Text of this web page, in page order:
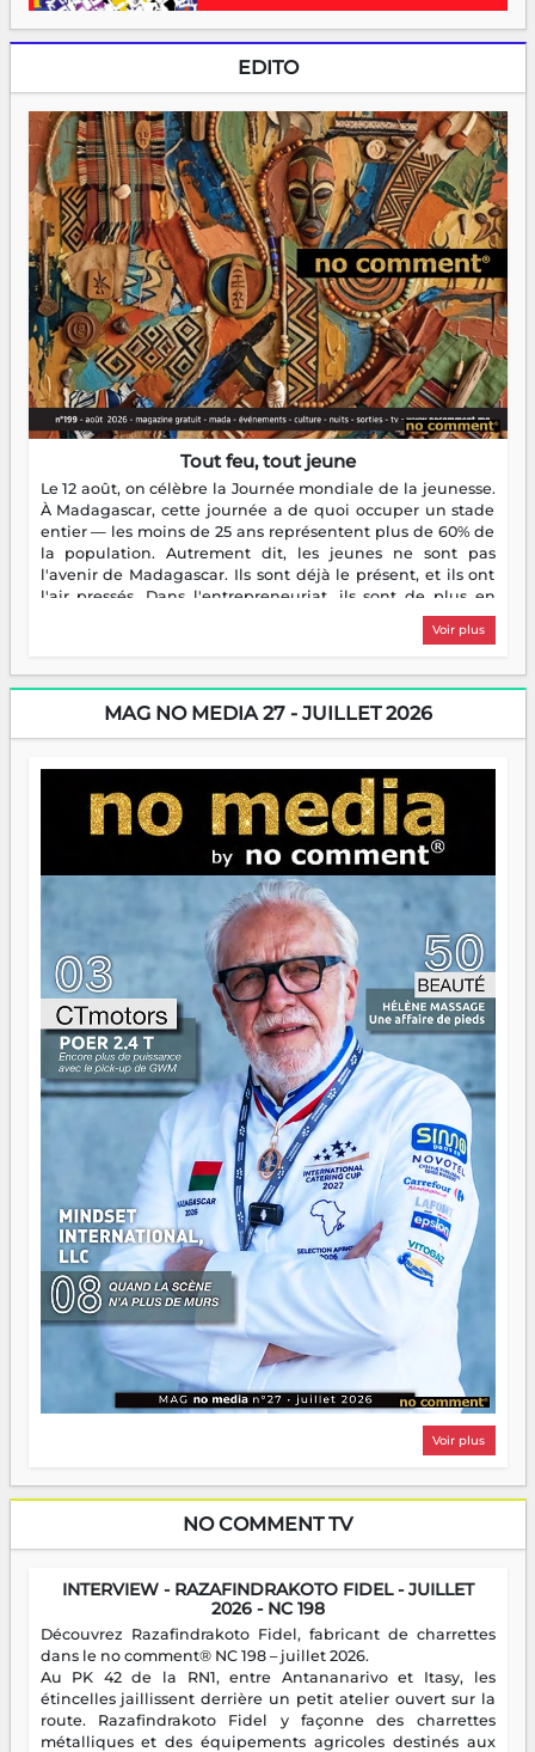
EDITO
Tout feu, tout jeune
Le 12 août, on célèbre la Journée mondiale de la jeunesse.
À Madagascar, cette journée a de quoi occuper un stade
entier — les moins de 25 ans représentent plus de 60% de
la population. Autrement dit, les jeunes ne sont pas
l'avenir de Madagascar. Ils sont déjà le présent, et ils ont
l'air pressés. Dans l'entrepreneuriat, ils sont de plus en
plus nombreux à se lancer, à créer, à risquer — souvent
sans filet, souvent sans aide, mais toujours avec cette
dorment vraiment la nuit. En culture, les nouvelles sont
encore meilleures. Aina Rasamoelina vient de décrocher le
Prix RFI Instrumental Afrique. Miangaly Elia rafle le Prix
jeunes qui tiennent la torche. Alors oui, on pourrait
s'arrêter là, applaudir et rentrer chez soi satisfait. Mais ce
serait passer à côté d'une chose essentielle. La fougue, ça
brûle fort — et parfois, ça brûle vite. Une flamme sans
direction peut éclairer autant qu'elle peut consumer. C'est
là que les aînés entrent en scène — pas pour reprendre le
gouvernail, mais pour montrer où sont les récifs. Les jeunes
ont la force, les vieux ont l'expérience, comme on dit. Ce
n'est pas un combat de générations — c'est une question
d'équipage. Partagez vos réussites, mais aussi vos échecs.
Surtout vos échecs, d'ailleurs — ils enseignent mieux que
n'importe quel manuel. À Madagascar, la barque avance.
Il faut juste s'assurer que tout le monde rame dans le
même sens.
Voir plus
MAG NO MEDIA 27 - JUILLET 2026
Voir plus
NO COMMENT TV
INTERVIEW - RAZAFINDRAKOTO FIDEL - JUILLET
2026 - NC 198
Découvrez Razafindrakoto Fidel, fabricant de charrettes
dans le no comment® NC 198 – juillet 2026.
Au PK 42 de la RN1, entre Antananarivo et Itasy, les
étincelles jaillissent derrière un petit atelier ouvert sur la
route. Razafindrakoto Fidel y façonne des charrettes
métalliques et des équipements agricoles destinés aux